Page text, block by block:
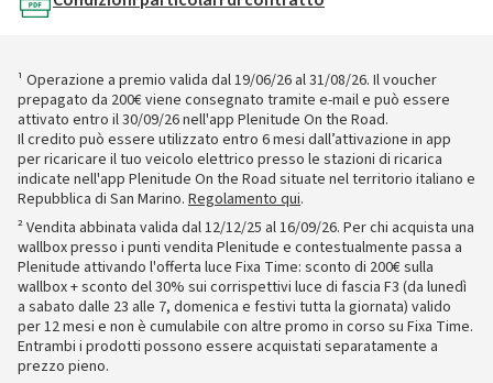
¹ Operazione a premio valida dal 19/06/26 al 31/08/26. Il voucher
prepagato da 200€ viene consegnato tramite e-mail e può essere
attivato entro il 30/09/26 nell'app Plenitude On the Road.
Il credito può essere utilizzato entro 6 mesi dall’attivazione in app
per ricaricare il tuo veicolo elettrico presso le stazioni di ricarica
indicate nell'app Plenitude On the Road situate nel territorio italiano e
Repubblica di San Marino. Regolamento qui.
² Vendita abbinata valida dal 12/12/25 al 16/09/26. Per chi acquista una
wallbox presso i punti vendita Plenitude e contestualmente passa a
Plenitude attivando l'offerta luce Fixa Time: sconto di 200€ sulla
wallbox + sconto del 30% sui corrispettivi luce di fascia F3 (da lunedì
a sabato dalle 23 alle 7, domenica e festivi tutta la giornata) valido
per 12 mesi e non è cumulabile con altre promo in corso su Fixa Time.
Entrambi i prodotti possono essere acquistati separatamente a
prezzo pieno.